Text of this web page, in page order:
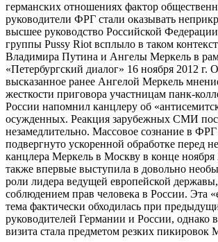
германских отношениях фактор
руководители ФРГ стали оказывать
высшее руководство Российской
группы Pussy Riot всплыло в таком
Владимира Путина и Ангелы Меркель в
«Петербургский диалог» 16 ноября 2012 г.
высказанное ранее Ангелой Меркель
жесткости приговора участницам панк-
России напомнил канцлеру об
осужденных. Реакция зарубежных СМИ
незамедлительно. Массовое сознание в
подвергнуто ускоренной обработке перед
канцлера Меркель в Москву в конце ноября
также впервые выступила в довольно
роли лидера ведущей европейской
соблюдением прав человека в России. Эта
тема фактически обходилась при
руководителей Германии и России, однако
визита стала предметом резких пикировок